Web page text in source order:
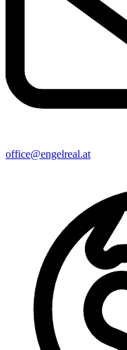
office@engelreal.at